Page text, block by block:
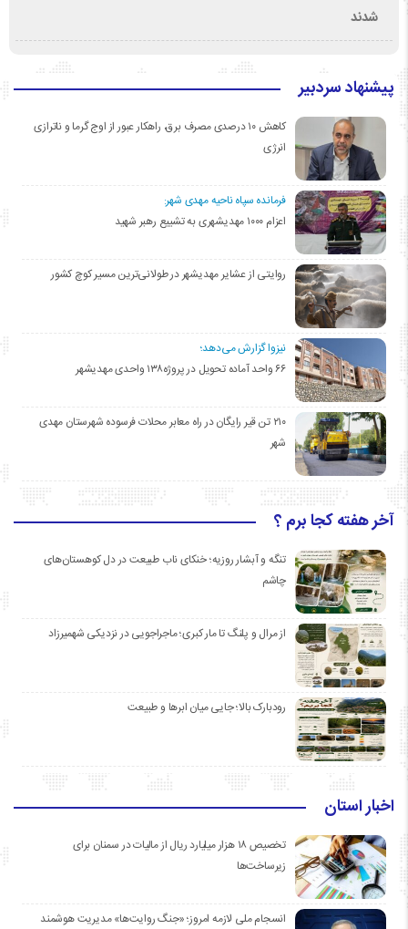
شدند
پیشنهاد سردبیر
کاهش ۱۰ درصدی مصرف برق، راهکار عبور از اوج گرما و ناترازی
انرژی
فرمانده سپاه ناحیه مهدی شهر:
اعزام ۱۰۰۰ مهدیشهری به تشییع رهبر شهید
روایتی از عشایر مهدیشهر در طولانی‌ترین مسیر کوچ کشور
نیزوا گزارش می‌دهد؛
۶۶ واحد آماده تحویل در پروژه۱۳۸ واحدی مهدیشهر
۲۱۰ تن قیر رایگان در راه معابر محلات فرسوده شهرستان مهدی
شهر
آخر هفته کجا برم ؟
تنگه و آبشار روزیه؛ خنکای ناب طبیعت در دل کوهستان‌های
چاشم
از مرال و پلنگ تا مار کبری؛ ماجراجویی در نزدیکی شهمیرزاد
رودبارک بالا؛ جایی میان ابرها و طبیعت
اخبار استان
تخصیص ۱۸ هزار میلیارد ریال از مالیات در سمنان برای
زیرساخت‌ها
انسجام ملی لازمه امروز؛ «جنگ روایت‌ها» مدیریت هوشمند